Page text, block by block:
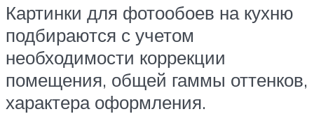
Картинки для фотообоев на кухню
подбираются с учетом
необходимости коррекции
помещения, общей гаммы оттенков,
характера оформления.